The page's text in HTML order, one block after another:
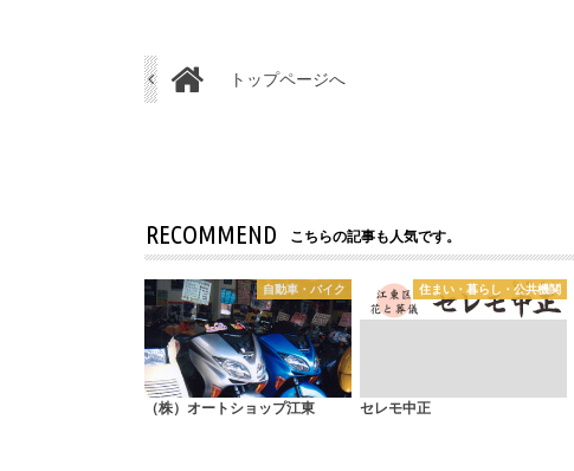
トップページへ
RECOMMEND こちらの記事も人気です。
自動車・バイク
（株）オートショップ江東
住まい・暮らし・公共機関
セレモ中正